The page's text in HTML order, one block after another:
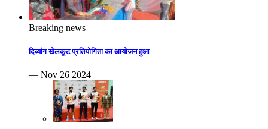
Breaking news
दिव्यांग खेलकूट प्रतियोगिता का आयोजन हुआ
— Nov 26 2024